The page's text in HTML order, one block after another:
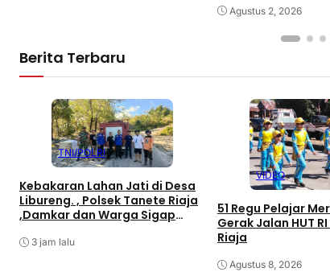
Nasionalisme
Agustus 2, 2026
Berita Terbaru
TNI/POLRI
Kebakaran Lahan Jati di Desa
Libureng. , Polsek Tanete Riaja
,Damkar dan Warga Sigap
3 jam lalu
VIDEO
51 Regu Pelajar
Gerak Jalan HUT
Riaja
Agustus 8, 2026